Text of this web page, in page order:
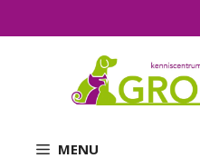
naar
MENU